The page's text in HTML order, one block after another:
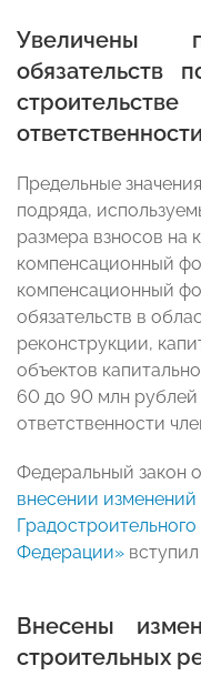
Увеличены
обязательств
Предельные
подряда,
размера взносов на
компенсационный
компенсационный
обязательств в
реконструкции,
объектов
60 до 90 млн рублей
ответственности
Федеральный закон
внесении изменений
Федерации»
Внесены
строительных